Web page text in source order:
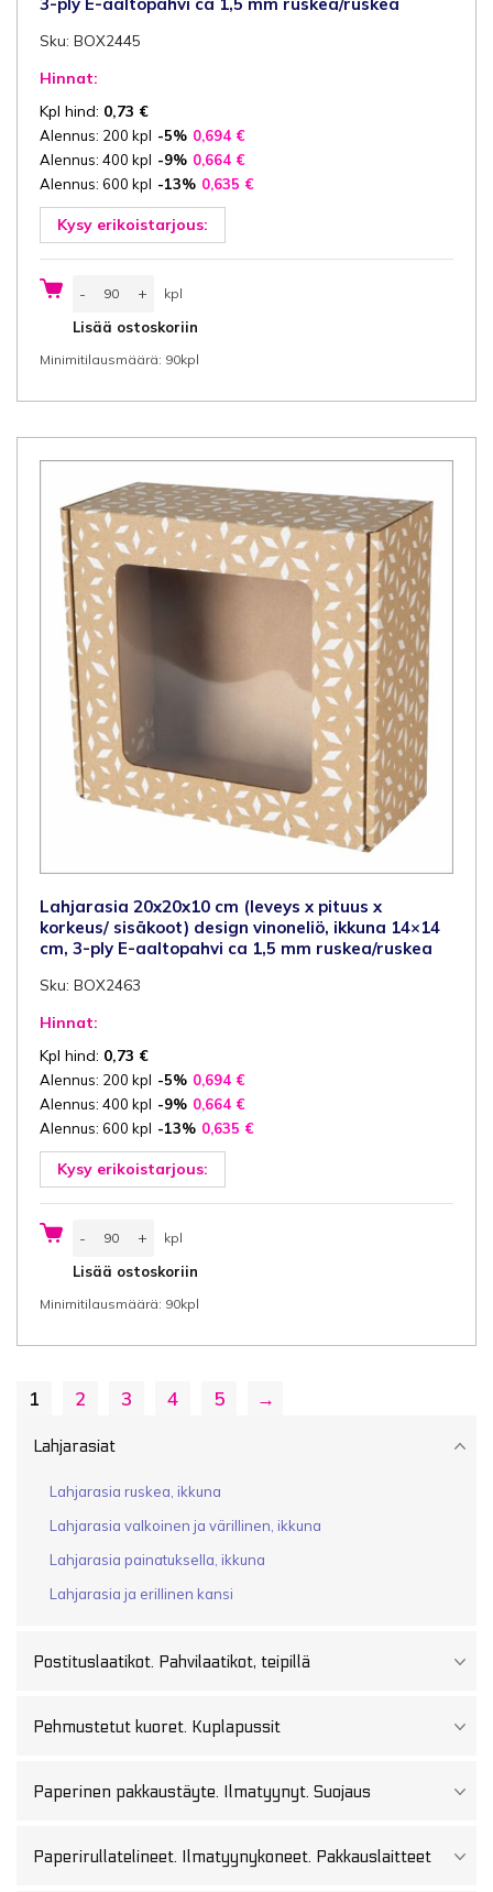
Lahjarasiat
Lahjarasia ruskea, ikkuna
Lahjarasia valkoinen ja värillinen, ikkuna
Lahjarasia painatuksella, ikkuna
Lahjarasia ja erillinen kansi
Postituslaatikot. Pahvilaatikot, teipillä
Pehmustetut kuoret. Kuplapussit
Paperinen pakkaustäyte. Ilmatyynyt. Suojaus
Paperirullatelineet. Ilmatyynykoneet. Pakkauslaitteet
Sku: BOX2445
Hinnat:
Kpl hind: 0,73 €
Alennus: 200 kpl -5% 0,694 €
Alennus: 400 kpl -9% 0,664 €
Alennus: 600 kpl -13% 0,635 €
Kysy erikoistarjous:
-
20x20x10
(leveys
pituus
sisäkoot)
sydän,
3-
ply
E-
aaltopahvi
ca
1,5
mm
ruskea/ruskea
määrä
kpl
+ kpl
Lisää ostoskoriin
Minimitilausmäärä: 90kpl
Lahjarasia 20x20x10 cm (leveys x pituus x
korkeus/ sisäkoot) design vinoneliö, ikkuna 14×14
cm, 3-ply E-aaltopahvi ca 1,5 mm ruskea/ruskea
Sku: BOX2463
Hinnat:
Kpl hind: 0,73 €
Alennus: 200 kpl -5% 0,694 €
Alennus: 400 kpl -9% 0,664 €
Alennus: 600 kpl -13% 0,635 €
Kysy erikoistarjous:
-
20x20x10
(leveys
pituus
sisäkoot)
ikkuna
3-
aaltopahvi
ca
1,5
mm
määrä
kpl
+ kpl
Lisää ostoskoriin
Minimitilausmäärä: 90kpl
1 2 3 4 5 →